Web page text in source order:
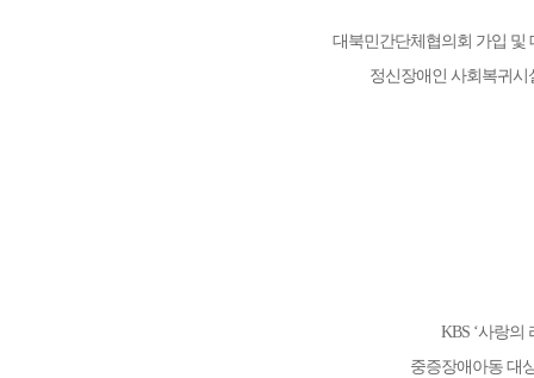
대북민간단체협의회 가입 및
정신장애인 사회복귀시
KBS ‘사랑의
중증장애아동 대